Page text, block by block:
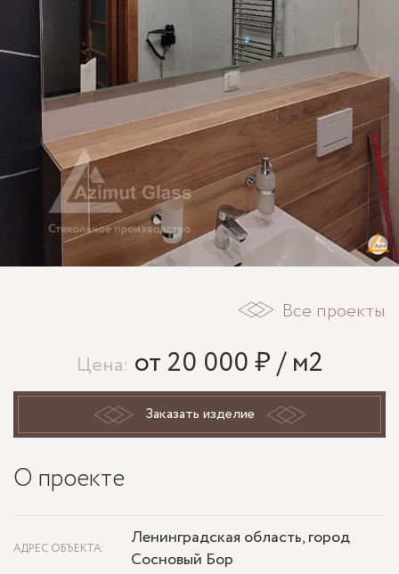
Все проекты
Цена: от 20 000 ₽ / м2
Заказать изделие
О проекте
АДРЕС ОБЪЕКТА:
Ленинградская область, город
Сосновый Бор